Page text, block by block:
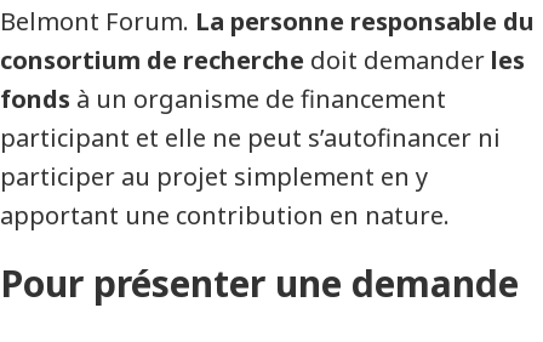
Belmont Forum. La personne responsable du
consortium de recherche doit demander les
fonds à un organisme de financement
participant et elle ne peut s’autofinancer ni
participer au projet simplement en y
apportant une contribution en nature.
Pour présenter une demande